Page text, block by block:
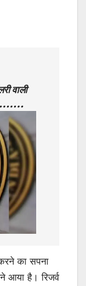
वाली
का सपना
आया है। रिजर्व